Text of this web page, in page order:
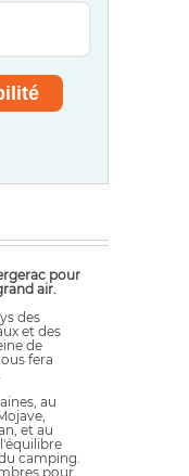
pour
air.
des
et des
de
fera
au
et au
camping.
pour